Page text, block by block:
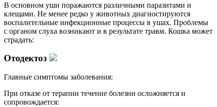
В основном уши поражаются различными паразитами и
клещами. Не менее редко у животных диагностируются
воспалительные инфекционные процессы в ушах. Проблемы
с органом слуха возникают и в результате травм. Кошка может
страдать:
Отодектоз
Главные симптомы заболевания:
При отказе от терапии течение болезни осложняется и
сопровождается: